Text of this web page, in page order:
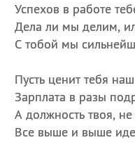
Успехов в работе
Дела ли мы делим,
С тобой мы
Пусть ценит тебя
Зарплата в разы
А должность твоя, не
Все выше и выше